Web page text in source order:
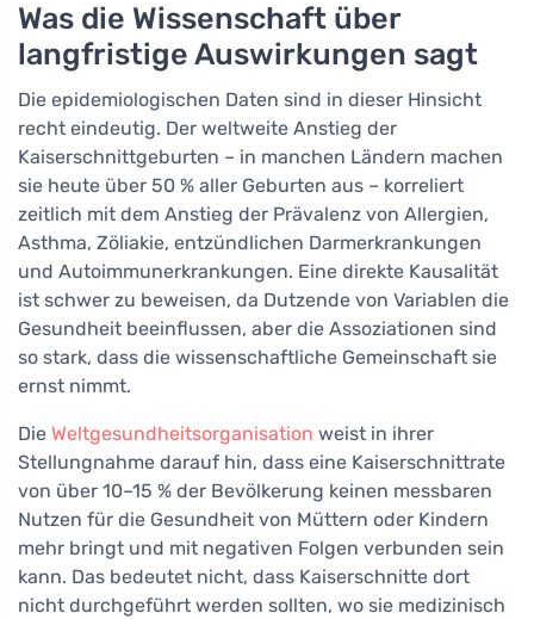
Was die Wissenschaft über
langfristige Auswirkungen sagt
Die epidemiologischen Daten sind in dieser Hinsicht
recht eindeutig. Der weltweite Anstieg der
Kaiserschnittgeburten – in manchen Ländern machen
sie heute über 50 % aller Geburten aus – korreliert
zeitlich mit dem Anstieg der Prävalenz von Allergien,
Asthma, Zöliakie, entzündlichen Darmerkrankungen
und Autoimmunerkrankungen. Eine direkte Kausalität
ist schwer zu beweisen, da Dutzende von Variablen die
Gesundheit beeinflussen, aber die Assoziationen sind
so stark, dass die wissenschaftliche Gemeinschaft sie
ernst nimmt.
Die Weltgesundheitsorganisation weist in ihrer
Stellungnahme darauf hin, dass eine Kaiserschnittrate
von über 10–15 % der Bevölkerung keinen messbaren
Nutzen für die Gesundheit von Müttern oder Kindern
mehr bringt und mit negativen Folgen verbunden sein
kann. Das bedeutet nicht, dass Kaiserschnitte dort
nicht durchgeführt werden sollten, wo sie medizinisch